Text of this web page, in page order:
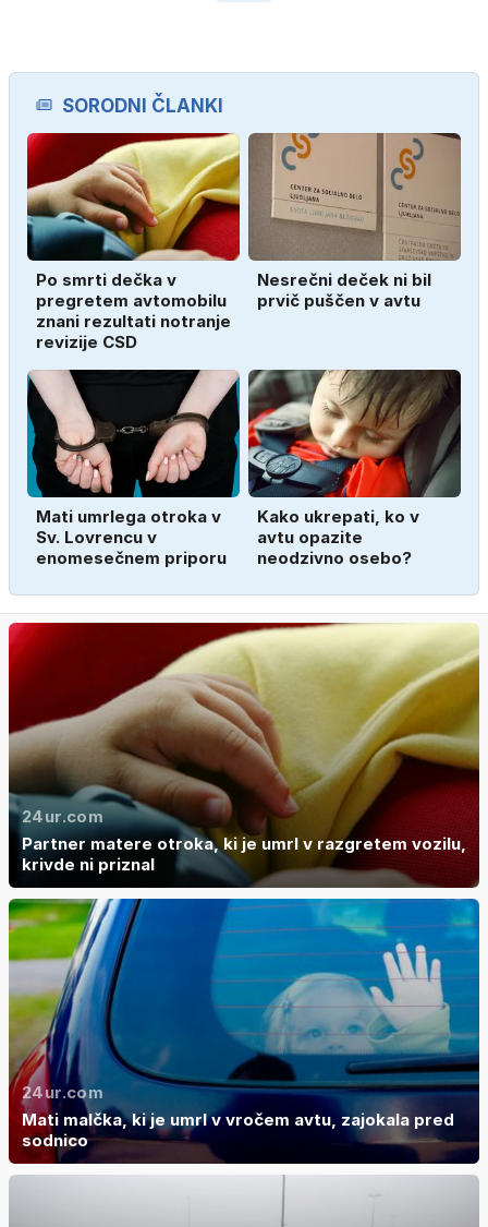
SORODNI ČLANKI
Po smrti dečka v
pregretem avtomobilu
znani rezultati notranje
revizije CSD
Nesrečni deček ni bil
prvič puščen v avtu
Mati umrlega otroka v
Sv. Lovrencu v
enomesečnem priporu
Kako ukrepati, ko v
avtu opazite
neodzivno osebo?
24ur.com
Partner matere otroka, ki je umrl v razgretem vozilu,
krivde ni priznal
24ur.com
Mati malčka, ki je umrl v vročem avtu, zajokala pred
sodnico